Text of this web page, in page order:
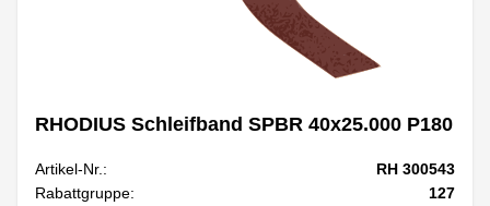
RHODIUS Schleifband SPBR 40x25.000 P180
Artikel-Nr.:
RH 300543
Rabattgruppe:
127